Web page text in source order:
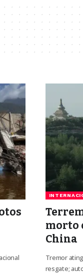
morto
China
Tremor
resgate;